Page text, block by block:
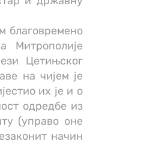
благовремено
Митрополије
Цетињског
на чијем је
их је и о
одредбе из
(управо оне
начин